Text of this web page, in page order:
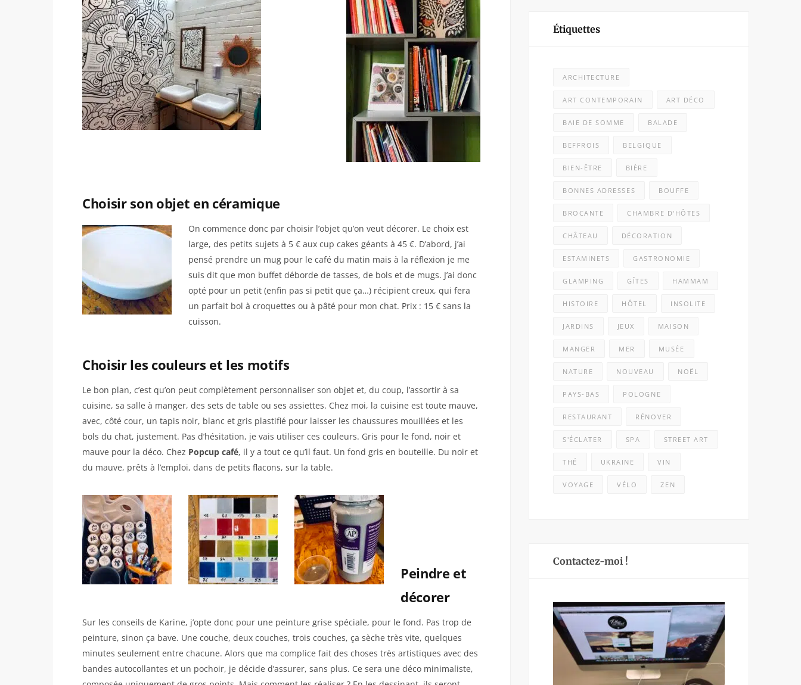
Choisir son objet en céramique
On commence donc par choisir l’objet qu’on veut décorer. Le choix est
large, des petits sujets à 5 € aux cup cakes géants à 45 €. D’abord, j’ai
pensé prendre un mug pour le café du matin mais à la réflexion je me
suis dit que mon buffet déborde de tasses, de bols et de mugs. J’ai donc
opté pour un petit (enfin pas si petit que ça…) récipient creux, qui fera
un parfait bol à croquettes ou à pâté pour mon chat. Prix : 15 € sans la
cuisson.
Choisir les couleurs et les motifs
Le bon plan, c’est qu’on peut complètement personnaliser son objet et, du coup, l’assortir à sa
cuisine, sa salle à manger, des sets de table ou ses assiettes. Chez moi, la cuisine est toute mauve,
avec, côté cour, un tapis noir, blanc et gris plastifié pour laisser les chaussures mouillées et les
bols du chat, justement. Pas d’hésitation, je vais utiliser ces couleurs. Gris pour le fond, noir et
mauve pour la déco. Chez Popcup café, il y a tout ce qu’il faut. Un fond gris en bouteille. Du noir et
du mauve, prêts à l’emploi, dans de petits flacons, sur la table.
Peindre et
décorer
Sur les conseils de Karine, j’opte donc pour une peinture grise spéciale, pour le fond. Pas trop de
peinture, sinon ça bave. Une couche, deux couches, trois couches, ça sèche très vite, quelques
minutes seulement entre chacune. Alors que ma complice fait des choses très artistiques avec des
bandes autocollantes et un pochoir, je décide d’assurer, sans plus. Ce sera une déco minimaliste,
Étiquettes
ARCHITECTURE
ART CONTEMPORAIN ART DÉCO
BAIE DE SOMME BALADE
BEFFROIS BELGIQUE
BIEN-ÊTRE BIÈRE
BONNES ADRESSES BOUFFE
BROCANTE CHAMBRE D'HÔTES
CHÂTEAU DÉCORATION
ESTAMINETS GASTRONOMIE
GLAMPING GÎTES HAMMAM
HISTOIRE HÔTEL INSOLITE
JARDINS JEUX MAISON
MANGER MER MUSÉE
NATURE NOUVEAU NOËL
PAYS-BAS POLOGNE
RESTAURANT RÉNOVER
S'ÉCLATER SPA STREET ART
THÉ UKRAINE VIN
VOYAGE VÉLO ZEN
Contactez-moi !